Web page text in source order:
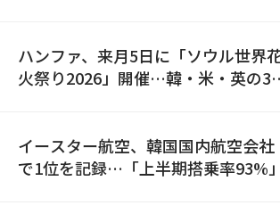
ハンファ、来月5日に「ソウル世界
火祭り2026」開催…韓・米・英の3
イースター航空、韓国国内航空会社
で1位を記録…「上半期搭乗率93%」